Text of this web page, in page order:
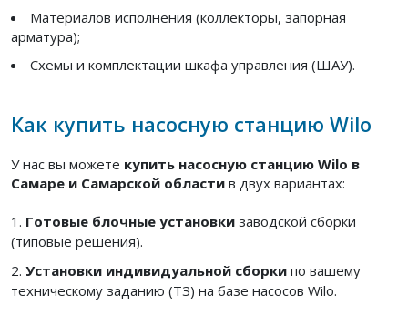
Материалов исполнения (коллекторы, запорная
арматура);
Схемы и комплектации шкафа управления (ШАУ).
Как купить насосную станцию Wilo
У нас вы можете купить насосную станцию Wilo в
Самаре и Самарской области в двух вариантах:
Готовые блочные установки заводской сборки
(типовые решения).
Установки индивидуальной сборки по вашему
техническому заданию (ТЗ) на базе насосов Wilo.